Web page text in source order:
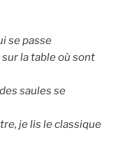
se passe
la table où sont
saules se
je lis le classique